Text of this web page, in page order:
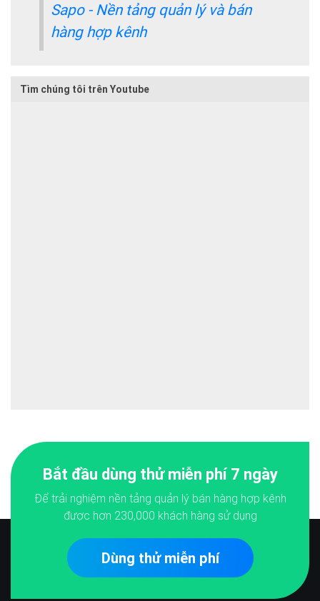
Sapo - Nền tảng quản lý và bán
hàng hợp kênh
Tìm chúng tôi trên Youtube
Bắt đầu dùng thử miễn phí 7 ngày
Để trải nghiệm nền tảng quản lý bán hàng hợp kênh
được hơn 230,000 khách hàng sử dụng
Dùng thử miễn phí